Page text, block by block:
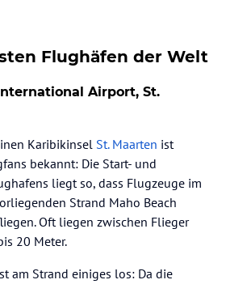
Flughäfen der Welt
Airport, St.
Karibikinsel St. Maarten ist
bekannt: Die Start- und
liegt so, dass Flugzeuge im
Strand Maho Beach
Oft liegen zwischen Flieger
20 Meter.
am Strand einiges los: Da die